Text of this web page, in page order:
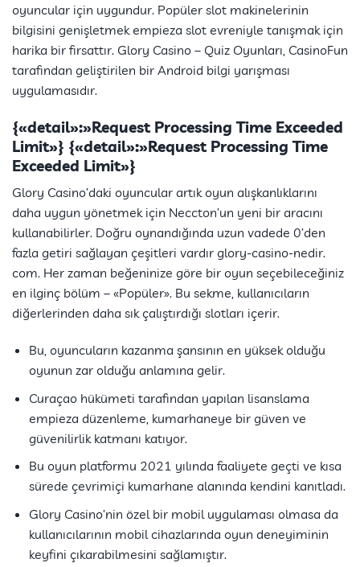
oyuncular için uygundur. Popüler slot makinelerinin
bilgisini genişletmek empieza slot evreniyle tanışmak için
harika bir fırsattır. Glory Casino – Quiz Oyunları, CasinoFun
tarafından geliştirilen bir Android bilgi yarışması
uygulamasıdır.
{«detail»:»Request Processing Time Exceeded
Limit»} {«detail»:»Request Processing Time
Exceeded Limit»}
Glory Casino’daki oyuncular artık oyun alışkanlıklarını
daha uygun yönetmek için Neccton’un yeni bir aracını
kullanabilirler. Doğru oynandığında uzun vadede 0’den
fazla getiri sağlayan çeşitleri vardır glory-casino-nedir.
com. Her zaman beğeninize göre bir oyun seçebileceğiniz
en ilginç bölüm – «Popüler». Bu sekme, kullanıcıların
diğerlerinden daha sık çalıştırdığı slotları içerir.
Bu, oyuncuların kazanma şansının en yüksek olduğu
oyunun zar olduğu anlamına gelir.
Curaçao hükümeti tarafından yapılan lisanslama
empieza düzenleme, kumarhaneye bir güven ve
güvenilirlik katmanı katıyor.
Bu oyun platformu 2021 yılında faaliyete geçti ve kısa
sürede çevrimiçi kumarhane alanında kendini kanıtladı.
Glory Casino’nin özel bir mobil uygulaması olmasa da
kullanıcılarının mobil cihazlarında oyun deneyiminin
keyfini çıkarabilmesini sağlamıştır.